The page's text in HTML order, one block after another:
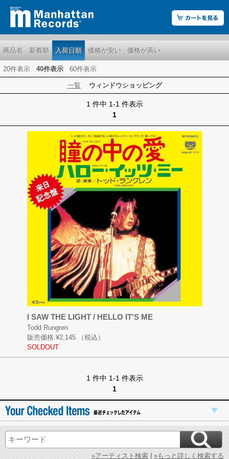
商品名 新着順 入荷日順 価格が安い 価格が高い
20件表示 40件表示 60件表示
一覧 ウィンドウショッピング
1 件中 1-1 件表示
1
I SAW THE LIGHT / HELLO IT'S ME
Todd Rungren
販売価格:¥2,145
（税込）
SOLDOUT
1 件中 1-1 件表示
1
»アーティスト検索 | »もっと詳しく検索する